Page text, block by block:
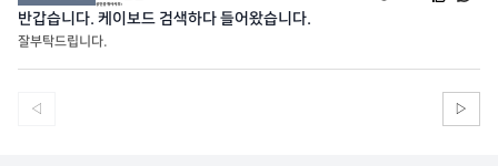
반갑습니다. 케이보드 검색하다 들어왔습니다.
잘부탁드립니다.
◁ ▷